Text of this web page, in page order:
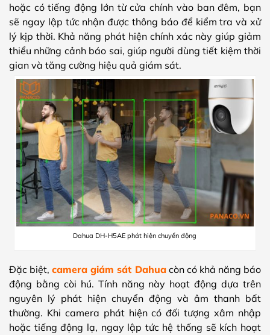
hoặc có tiếng động lớn từ cửa chính vào ban đêm, bạn
sẽ ngay lập tức nhận được thông báo để kiểm tra và xử
lý kịp thời. Khả năng phát hiện chính xác này giúp giảm
thiểu những cảnh báo sai, giúp người dùng tiết kiệm thời
gian và tăng cường hiệu quả giám sát.
Dahua DH-H5AE phát hiện chuyển động
Đặc biệt,camera giám sát Dahuacòn có khả năng báo
động bằng còi hú. Tính năng này hoạt động dựa trên
nguyên lý phát hiện chuyển động và âm thanh bất
thường. Khi camera phát hiện có đối tượng xâm nhập
hoặc tiếng động lạ, ngay lập tức hệ thống sẽ kích hoạt